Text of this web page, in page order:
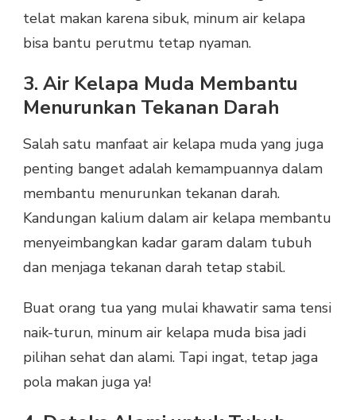
telat makan karena sibuk, minum air kelapa
bisa bantu perutmu tetap nyaman.
3. Air Kelapa Muda Membantu
Menurunkan Tekanan Darah
Salah satu manfaat air kelapa muda yang juga
penting banget adalah kemampuannya dalam
membantu menurunkan tekanan darah.
Kandungan kalium dalam air kelapa membantu
menyeimbangkan kadar garam dalam tubuh
dan menjaga tekanan darah tetap stabil.
Buat orang tua yang mulai khawatir sama tensi
naik-turun, minum air kelapa muda bisa jadi
pilihan sehat dan alami. Tapi ingat, tetap jaga
pola makan juga ya!